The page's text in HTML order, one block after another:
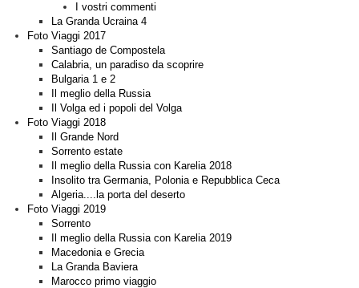
I vostri commenti
La Granda Ucraina 4
Foto Viaggi 2017
Santiago de Compostela
Calabria, un paradiso da scoprire
Bulgaria 1 e 2
Il meglio della Russia
Il Volga ed i popoli del Volga
Foto Viaggi 2018
Il Grande Nord
Sorrento estate
Il meglio della Russia con Karelia 2018
Insolito tra Germania, Polonia e Repubblica Ceca
Algeria....la porta del deserto
Foto Viaggi 2019
Sorrento
Il meglio della Russia con Karelia 2019
Macedonia e Grecia
La Granda Baviera
Marocco primo viaggio